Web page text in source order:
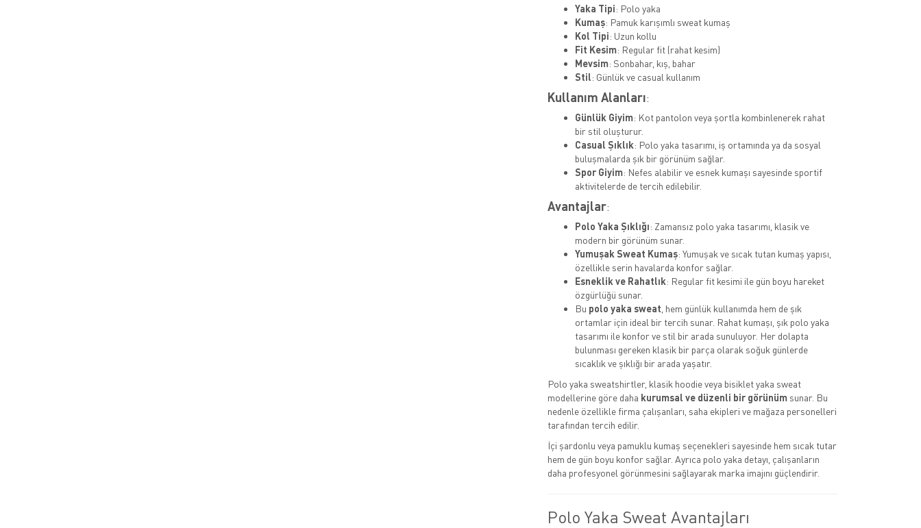
Yaka Tipi: Polo yaka
Kumaş: Pamuk karışımlı sweat kumaş
Kol Tipi: Uzun kollu
Fit Kesim: Regular fit (rahat kesim)
Mevsim: Sonbahar, kış, bahar
Stil: Günlük ve casual kullanım
Kullanım Alanları:
Günlük Giyim: Kot pantolon veya şortla kombinlenerek rahat
bir stil oluşturur.
Casual Şıklık: Polo yaka tasarımı, iş ortamında ya da sosyal
buluşmalarda şık bir görünüm sağlar.
Spor Giyim: Nefes alabilir ve esnek kumaşı sayesinde sportif
aktivitelerde de tercih edilebilir.
Avantajlar:
Polo Yaka Şıklığı: Zamansız polo yaka tasarımı, klasik ve
modern bir görünüm sunar.
Yumuşak Sweat Kumaş: Yumuşak ve sıcak tutan kumaş yapısı,
özellikle serin havalarda konfor sağlar.
Esneklik ve Rahatlık: Regular fit kesimi ile gün boyu hareket
özgürlüğü sunar.
Bu polo yaka sweat , hem günlük kullanımda hem de şık
ortamlar için ideal bir tercih sunar. Rahat kumaşı, şık polo yaka
tasarımı ile konfor ve stil bir arada sunuluyor. Her dolapta
bulunması gereken klasik bir parça olarak soğuk günlerde
sıcaklık ve şıklığı bir arada yaşatır.
Polo yaka sweatshirtler, klasik hoodie veya bisiklet yaka sweat
modellerine göre daha kurumsal ve düzenli bir görünümsunar. Bu
nedenle özellikle firma çalışanları, saha ekipleri ve mağaza personelleri
tarafından tercih edilir.
İçi şardonlu veya pamuklu kumaş seçenekleri sayesinde hem sıcak tutar
hem de gün boyu konfor sağlar. Ayrıca polo yaka detayı, çalışanların
daha profesyonel görünmesini sağlayarak marka imajını güçlendirir.
Polo Yaka Sweat Avantajları